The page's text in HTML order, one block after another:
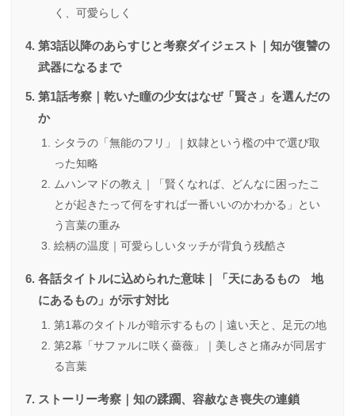
く、可愛らしく
第3話以降のあらすじと考察ダイジェスト｜知が復讐の
武器になるまで
第1話考察｜乾いた瞳の少女はなぜ「賢さ」を選んだの
か
シタラの「無能のフリ」｜奴隷という檻の中で選び取
った知略
ムハンマドの教え｜「賢くなれば、どんなに困ったこ
とが起きたって何をすれば一番いいのかわかる」とい
う言葉の重み
絵柄の温度｜可愛らしいタッチが背負う残酷さ
各話タイトルに込められた意味｜「天にあるもの 地
にあるもの」が示す対比
第1幕のタイトルが暗示するもの｜遠い天と、足元の地
第2幕「サファルに咲く薔薇」｜美しさと痛みが同居す
る言葉
ストーリー考察｜知の蹂躙、容赦なき喪失の連鎖